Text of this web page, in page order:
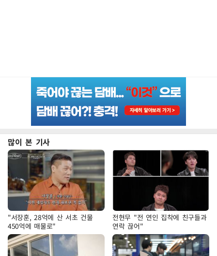
많이 본 기사
"서장훈, 28억에 산 서초 건물
450억에 매물로"
전현무 "전 연인 집착에 친구들과
연락 끊어"